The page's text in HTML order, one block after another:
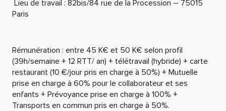
Lieu de travail : 82bis/84 rue de la Procession – 75015
Paris
Rémunération : entre 45 K€ et 50 K€ selon profil
(39h/semaine + 12 RTT/ an) + télétravail (hybride) + carte
restaurant (10 €/jour pris en charge à 50%) + Mutuelle
prise en charge à 60% pour le collaborateur et ses
enfants + Prévoyance prise en charge à 100% +
Transports en commun pris en charge à 50%.